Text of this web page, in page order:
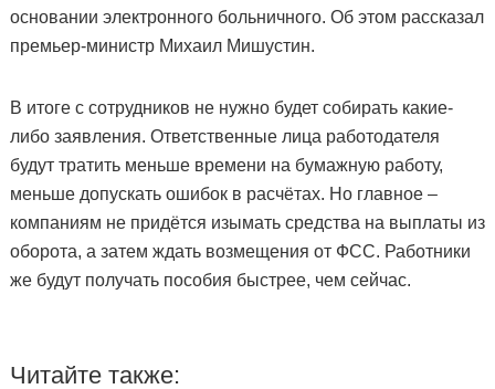
основании электронного больничного. Об этом рассказал
премьер-министр Михаил Мишустин.
В итоге с сотрудников не нужно будет собирать какие-
либо заявления. Ответственные лица работодателя
будут тратить меньше времени на бумажную работу,
меньше допускать ошибок в расчётах. Но главное –
компаниям не придётся изымать средства на выплаты из
оборота, а затем ждать возмещения от ФСС. Работники
же будут получать пособия быстрее, чем сейчас.
Читайте также: